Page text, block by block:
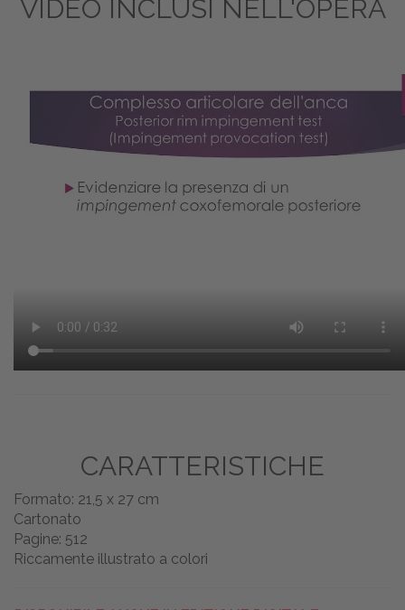
VIDEO INCLUSI NELL'OPERA
CARATTERISTICHE
Formato: 21,5 x 27 cm
Cartonato
Pagine: 512
Riccamente illustrato a colori